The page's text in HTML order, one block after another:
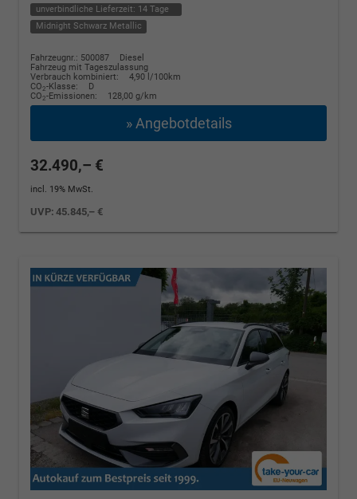
unverbindliche Lieferzeit: 14 Tage
Midnight Schwarz Metallic
Fahrzeugnr.: 500087
Diesel
Fahrzeug mit Tageszulassung
Verbrauch kombiniert:
4,90 l/100km
CO2-Klasse:
D
CO2-Emissionen: 128,00 g/km
» Angebotdetails
32.490,– €
incl. 19% MwSt.
UVP:45.845,– €